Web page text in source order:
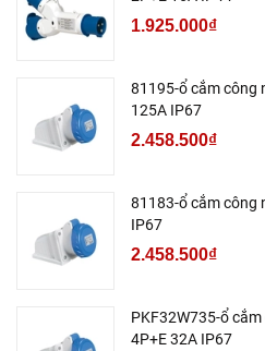
1.925.000₫
81195-ổ cắm công
125A IP67
2.458.500₫
81183-ổ cắm công
IP67
2.458.500₫
PKF32W735-ổ
4P+E 32A IP67